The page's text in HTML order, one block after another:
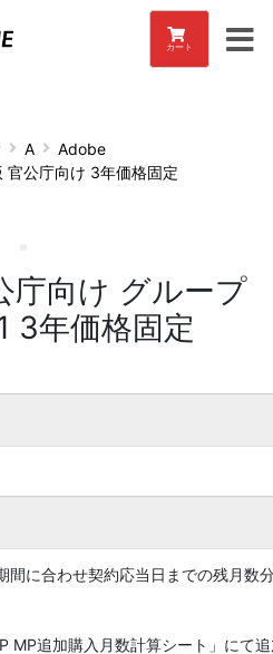
カート
A
Adobe
公庁向け 3年価格固定
庁向け グループ
3年価格固定
間に合わせ契約応当日までの残月数
MP追加購入月数計算シート」にて